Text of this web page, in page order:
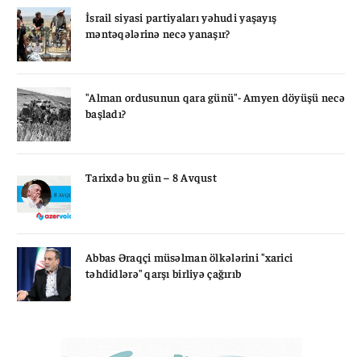
İsrail siyasi partiyaları yəhudi yaşayış
məntəqələrinə necə yanaşır?
"Alman ordusunun qara günü"- Amyen döyüşü necə
başladı?
Tarixdə bu gün – 8 Avqust
Abbas Əraqçi müsəlman ölkələrini "xarici
təhdidlərə" qarşı birliyə çağırıb